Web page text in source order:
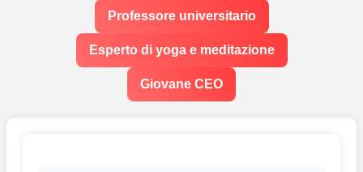
Professore universitario
Esperto di yoga e meditazione
Giovane CEO